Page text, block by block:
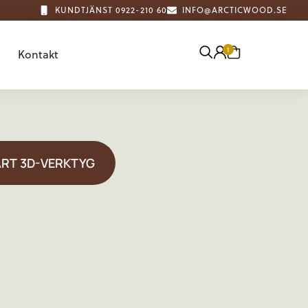
KUNDTJÄNST 0922-210 60 INFO@ARCTICWOOD.SE
Kontakt
3D-VERKTYG